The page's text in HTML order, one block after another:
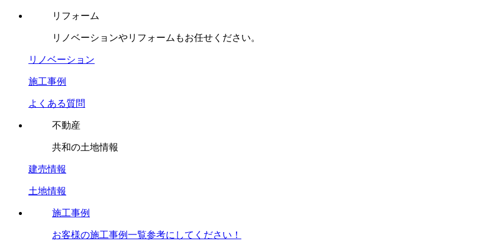
リフォーム
リノベーションやリフォームもお任せください。
リノベーション
施工事例
よくある質問
不動産
共和の土地情報
建売情報
土地情報
施工事例
お客様の施工事例一覧参考にしてください！